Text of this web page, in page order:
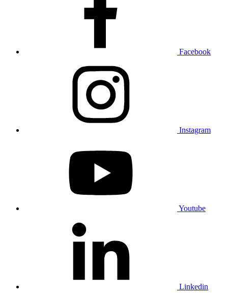
Facebook
Instagram
Youtube
Linkedin